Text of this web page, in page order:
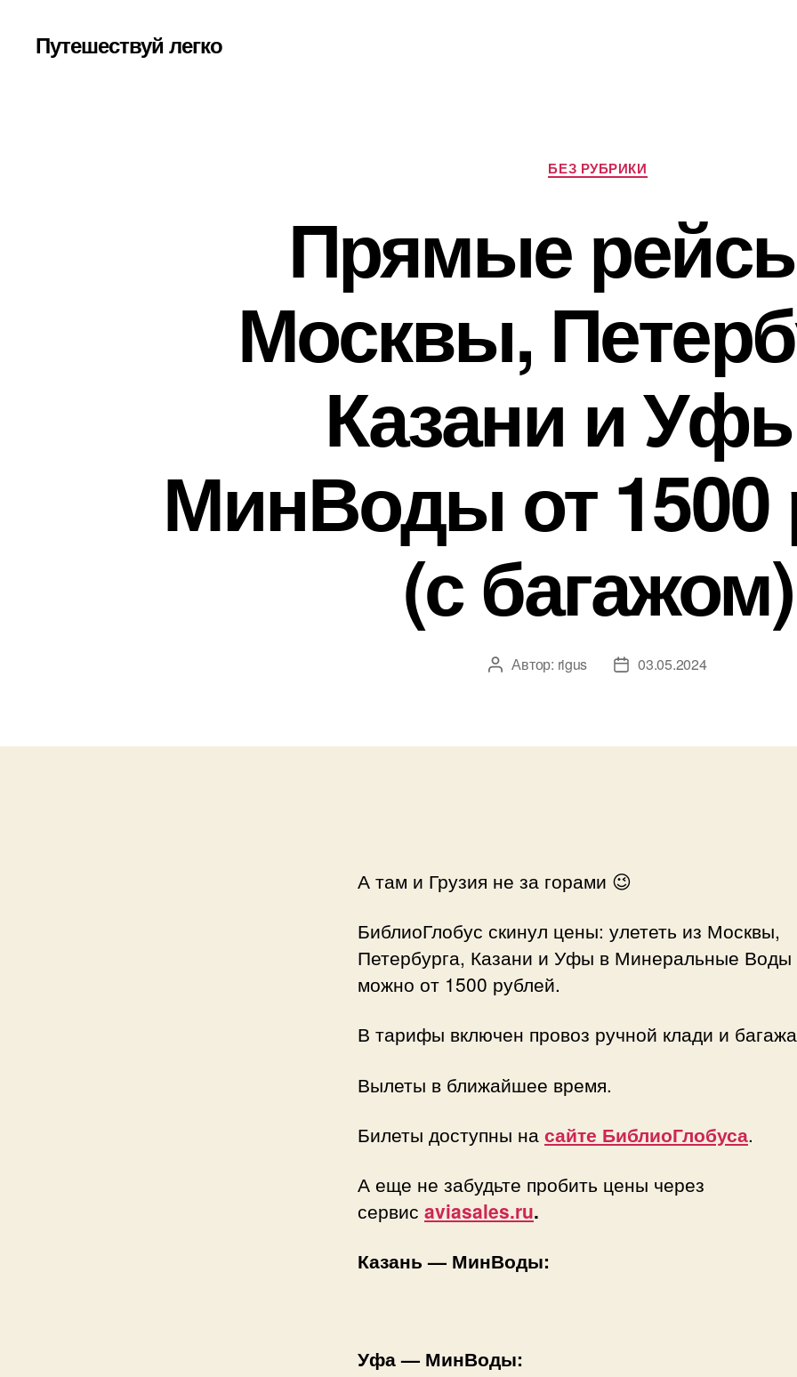
Путешествуй легко
Рубрики
БЕЗ РУБРИКИ
Прямые
Москвы,
Казани и
МинВоды от 1500
(с багажом)
Автор
Автор: rigus
Дата03.05.2024
А там и Грузия не за горами 😉
БиблиоГлобус скинул цены: улететь из Москвы,
Петербурга, Казани и Уфы в Минеральные Воды
можно от 1500 рублей.
В тарифы включен провоз ручной клади и
Вылеты в ближайшее время.
Билеты доступны на сайте БиблиоГлобуса.
А еще не забудьте пробить цены через
сервис aviasales.ru.
Казань — МинВоды:
Уфа — МинВоды: